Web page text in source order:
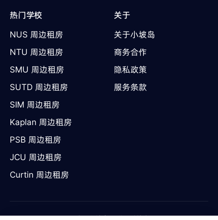
热门学校
NUS 周边租房
NTU 周边租房
SMU 周边租房
SUTD 周边租房
SIM 周边租房
Kaplan 周边租房
PSB 周边租房
JCU 周边租房
Curtin 周边租房
关于
关于小坡岛
商务合作
隐私政策
服务条款